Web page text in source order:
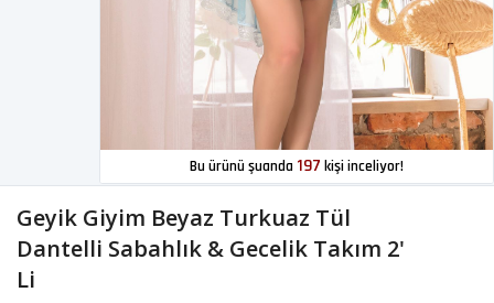
Bu ürünü şuanda 197 kişi inceliyor!
Geyik Giyim Beyaz Turkuaz Tül
Dantelli Sabahlık & Gecelik Takım 2'
Li